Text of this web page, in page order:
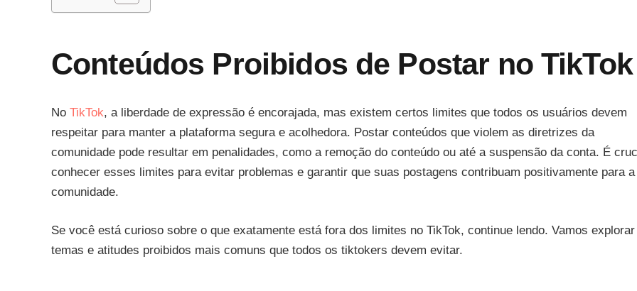
Conteúdos Proibidos de Postar no TikTok
No TikTok, a liberdade de expressão é encorajada, mas existem certos limites que todos os usuários devem
respeitar para manter a plataforma segura e acolhedora. Postar conteúdos que violem as diretrizes da
comunidade pode resultar em penalidades, como a remoção do conteúdo ou até a suspensão da conta. É
conhecer esses limites para evitar problemas e garantir que suas postagens contribuam positivamente para a
comunidade.
Se você está curioso sobre o que exatamente está fora dos limites no TikTok, continue lendo. Vamos
temas e atitudes proibidos mais comuns que todos os tiktokers devem evitar.